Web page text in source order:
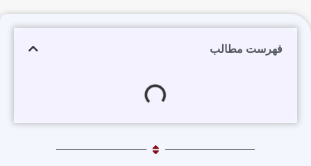
فهرست مطالب